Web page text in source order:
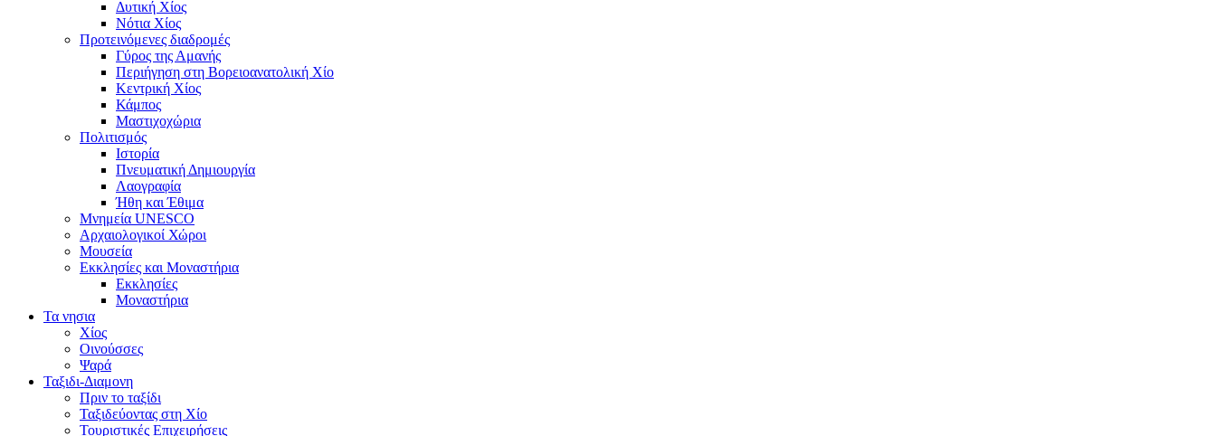
Δυτική Χίος
Νότια Χίος
Προτεινόμενες διαδρομές
Γύρος της Αμανής
Περιήγηση στη Βορειοανατολική Χίο
Κεντρική Χίος
Κάμπος
Μαστιχοχώρια
Πολιτισμός
Ιστορία
Πνευματική Δημιουργία
Λαογραφία
Ήθη και Έθιμα
Μνημεία UNESCO
Αρχαιολογικοί Χώροι
Μουσεία
Εκκλησίες και Μοναστήρια
Εκκλησίες
Μοναστήρια
Τα νησια
Χίος
Οινούσσες
Ψαρά
Ταξιδι-Διαμονη
Πριν το ταξίδι
Ταξιδεύοντας στη Χίο
Τουριστικές Επιχειρήσεις